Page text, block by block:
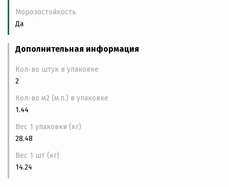
Морозостойкость
Да
Дополнительная информация
Кол-во штук в упаковке
2
Кол-во м2 (м.п.) в упаковке
1.44
Вес 1 упаковки (кг)
28.48
Вес 1 шт (кг)
14.24